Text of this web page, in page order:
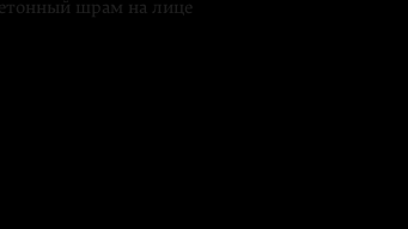
шрам на лице